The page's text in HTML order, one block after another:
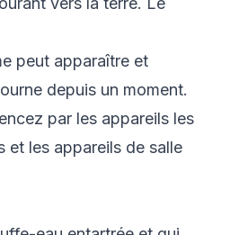
peut apparaître et
depuis un moment.
par les appareils les
et les appareils de salle